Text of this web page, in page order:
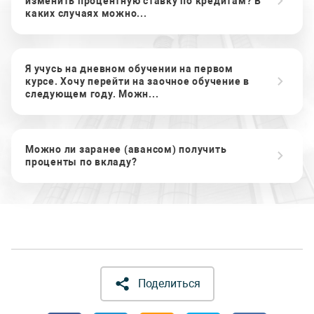
каких случаях можно...
Я учусь на дневном обучении на первом
курсе. Хочу перейти на заочное обучение в
следующем году. Можн...
Можно ли заранее (авансом) получить
проценты по вкладу?
Поделиться